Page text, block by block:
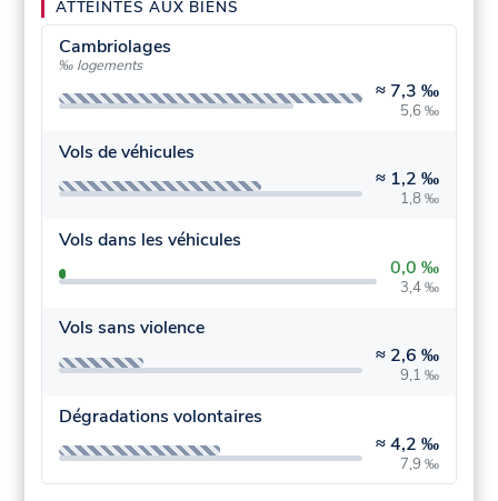
ATTEINTES AUX BIENS
Cambriolages
‰ logements
≈ 7,3 ‰
5,6 ‰
Vols de véhicules
≈ 1,2 ‰
1,8 ‰
Vols dans les véhicules
0,0 ‰
3,4 ‰
Vols sans violence
≈ 2,6 ‰
9,1 ‰
Dégradations volontaires
≈4,2 ‰
7,9 ‰